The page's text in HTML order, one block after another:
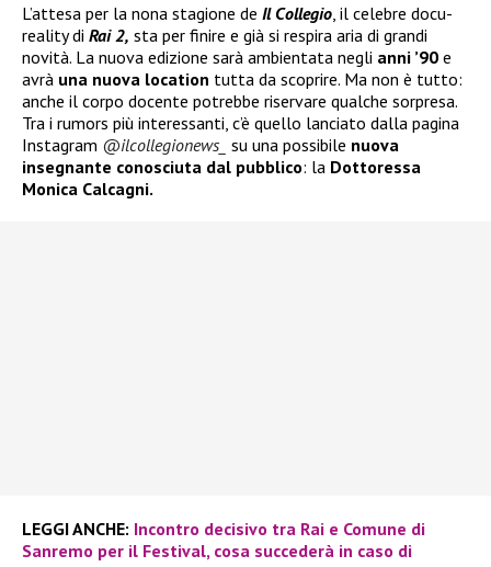
L’attesa per la nona stagione de Il Collegio , il celebre docu-
reality di Rai 2, sta per finire e già si respira aria di grandi
novità. La nuova edizione sarà ambientata negli anni ’90 e
avrà una nuova location tutta da scoprire. Ma non è tutto:
anche il corpo docente potrebbe riservare qualche sorpresa.
Tra i rumors più interessanti, c’è quello lanciato dalla pagina
Instagram @ilcollegionews_ su una possibile nuova
insegnante conosciuta dal pubblico: la Dottoressa
Monica Calcagni.
LEGGI ANCHE: Incontro decisivo tra Rai e Comune di
Sanremo per il Festival, cosa succederà in caso di